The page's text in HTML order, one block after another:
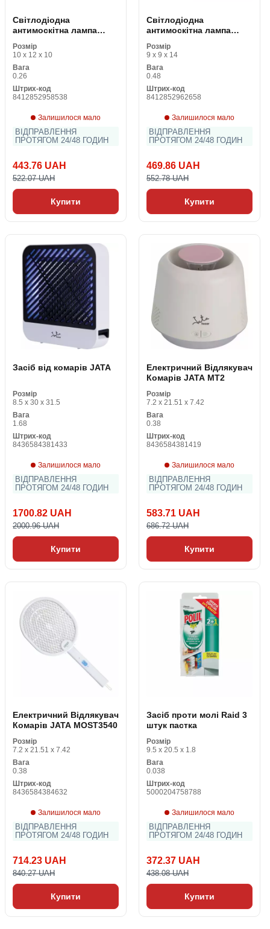
Світлодіодна
антимоскітна лампа
Розмір
10 x 12 x 10
Вага
0.26
Штрих-код
8412852958538
Залишилося мало
ВІДПРАВЛЕННЯ
ПРОТЯГОМ 24/48 ГОДИН
443.76 UAH
522.07 UAH
Купити
Світлодіодна
антимоскітна лампа
Розмір
9 x 9 x 14
Вага
0.48
Штрих-код
8412852962658
Залишилося мало
ВІДПРАВЛЕННЯ
ПРОТЯГОМ 24/48 ГОДИН
469.86 UAH
552.78 UAH
Купити
Засіб від комарів JATA
Розмір
8.5 x 30 x 31.5
Вага
1.68
Штрих-код
8436584381433
Залишилося мало
ВІДПРАВЛЕННЯ
ПРОТЯГОМ 24/48 ГОДИН
1700.82 UAH
2000.96 UAH
Купити
Електричний Відлякувач
Комарів JATA MT2
Розмір
7.2 x 21.51 x 7.42
Вага
0.38
Штрих-код
8436584381419
Залишилося мало
ВІДПРАВЛЕННЯ
ПРОТЯГОМ 24/48 ГОДИН
583.71 UAH
686.72 UAH
Купити
Електричний Відлякувач
Комарів JATA MOST3540
Розмір
7.2 x 21.51 x 7.42
Вага
0.38
Штрих-код
8436584384632
Залишилося мало
ВІДПРАВЛЕННЯ
ПРОТЯГОМ 24/48 ГОДИН
714.23 UAH
840.27 UAH
Купити
Засіб проти молі Raid 3
штук пастка
Розмір
9.5 x 20.5 x 1.8
Вага
0.038
Штрих-код
5000204758788
Залишилося мало
ВІДПРАВЛЕННЯ
ПРОТЯГОМ 24/48 ГОДИН
372.37 UAH
438.08 UAH
Купити